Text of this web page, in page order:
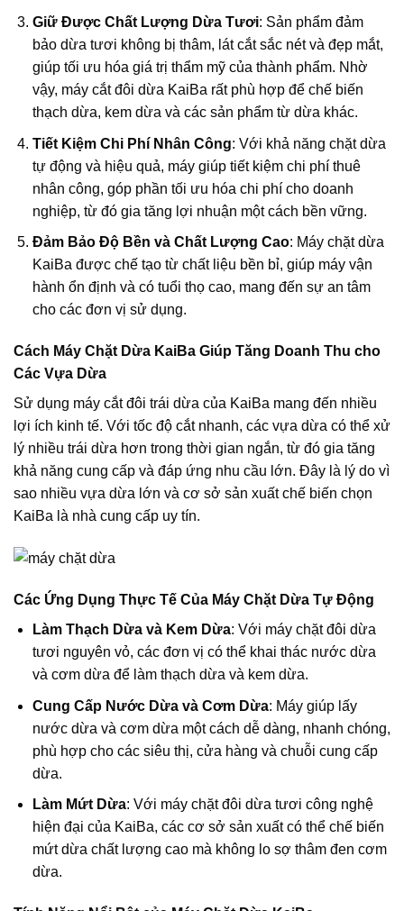
Giữ Được Chất Lượng Dừa Tươi: Sản phẩm đảm
bảo dừa tươi không bị thâm, lát cắt sắc nét và đẹp mắt,
giúp tối ưu hóa giá trị thẩm mỹ của thành phẩm. Nhờ
vậy, máy cắt đôi dừa KaiBa rất phù hợp để chế biến
thạch dừa, kem dừa và các sản phẩm từ dừa khác.
Tiết Kiệm Chi Phí Nhân Công: Với khả năng chặt dừa
tự động và hiệu quả, máy giúp tiết kiệm chi phí thuê
nhân công, góp phần tối ưu hóa chi phí cho doanh
nghiệp, từ đó gia tăng lợi nhuận một cách bền vững.
Đảm Bảo Độ Bền và Chất Lượng Cao: Máy chặt dừa
KaiBa được chế tạo từ chất liệu bền bỉ, giúp máy vận
hành ổn định và có tuổi thọ cao, mang đến sự an tâm
cho các đơn vị sử dụng.
Cách Máy Chặt Dừa KaiBa Giúp Tăng Doanh Thu cho
Các Vựa Dừa
Sử dụng máy cắt đôi trái dừa của KaiBa mang đến nhiều
lợi ích kinh tế. Với tốc độ cắt nhanh, các vựa dừa có thể xử
lý nhiều trái dừa hơn trong thời gian ngắn, từ đó gia tăng
khả năng cung cấp và đáp ứng nhu cầu lớn. Đây là lý do vì
sao nhiều vựa dừa lớn và cơ sở sản xuất chế biến chọn
KaiBa là nhà cung cấp uy tín.
Các Ứng Dụng Thực Tế Của Máy Chặt Dừa Tự Động
Làm Thạch Dừa và Kem Dừa: Với máy chặt đôi dừa
tươi nguyên vỏ, các đơn vị có thể khai thác nước dừa
và cơm dừa để làm thạch dừa và kem dừa.
Cung Cấp Nước Dừa và Cơm Dừa: Máy giúp lấy
nước dừa và cơm dừa một cách dễ dàng, nhanh chóng,
phù hợp cho các siêu thị, cửa hàng và chuỗi cung cấp
dừa.
Làm Mứt Dừa: Với máy chặt đôi dừa tươi công nghệ
hiện đại của KaiBa, các cơ sở sản xuất có thể chế biến
mứt dừa chất lượng cao mà không lo sợ thâm đen cơm
dừa.